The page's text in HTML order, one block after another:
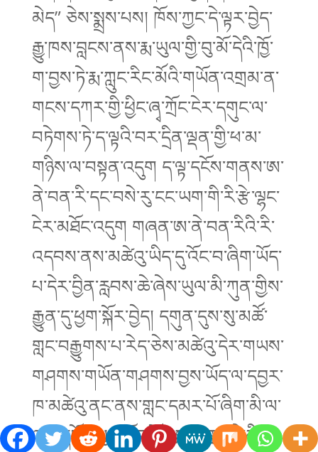
མེད” ཅེས་སྨྲས་པས། ཁོས་ཀྱང་དེ་ལྟར་བྱེད་
རྒྱུ་ཁས་བླངས་ནས་རྨ་ཡུལ་གྱི་བུ་མོ་དེའི་ཁྱོ་
ག་བྱས་ཏེ་རྨ་ཀླུང་རིང་མོའི་གཡོན་འགྲམ་ན་
གངས་དཀར་གྱི་ཕྱིང་ཞྭ་ཀྲོང་ངེར་དགུང་ལ་
བཏེགས་ཏེ་ད་ལྟའི་བར་དྲིན་ལྡན་གྱི་ཕ་མ་
གཉིས་ལ་བསྟན་འདུག ད་ལྟ་དངོས་གནས་ཨ་
ནེ་བན་རི་དང་བསེ་རུ་ངང་ཡག་གི་རི་རྩེ་ལྷང་
ངེར་མཐོང་འདུག གཞན་ཨ་ནེ་བན་རིའི་རི་
འདབས་ནས་མཚེའུ་ཡིད་དུ་འོང་བ་ཞིག་ཡོད་
པ་དེར་བྱིན་རླབས་ཆེ་ཞེས་ཡུལ་མི་ཀུན་གྱིས་
རྒྱུན་དུ་ཕྱག་སྐོར་བྱེད། དགུན་དུས་སུ་མཚོ་
གླང་བརྒྱུགས་པ་རེད་ཅེས་མཚེའུ་དེར་གཡས་
གཤགས་གཡོན་གཤགས་བྱས་ཡོད་ལ་དབྱར་
ཁ་མཚེའུ་ནང་ནས་གླང་དམར་པོ་ཞིག་མི་ལ་
ལས་དངོས་སུ་མཐོང་མྱོང་སྐད། གླང་དེ་མི་